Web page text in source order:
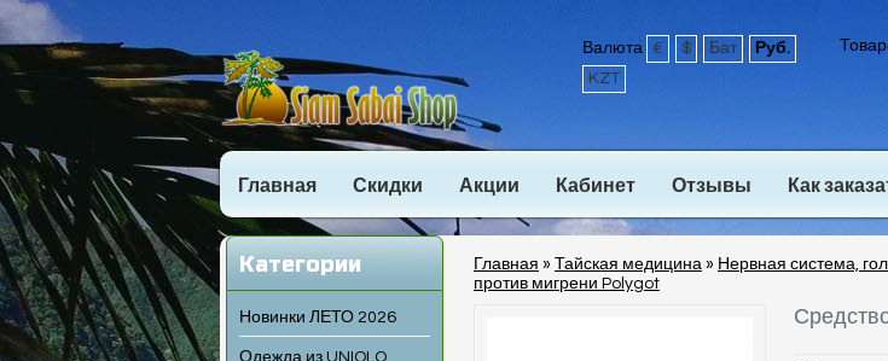
Валюта € $ Бат
Руб.
KZT
Главная Скидки Акции Кабинет Отзывы Как
Категории
Новинки ЛЕТО 2026
Одежда из UNIQLO
Главная » Тайская медицина » Нервная система,
против мигрени Polygot